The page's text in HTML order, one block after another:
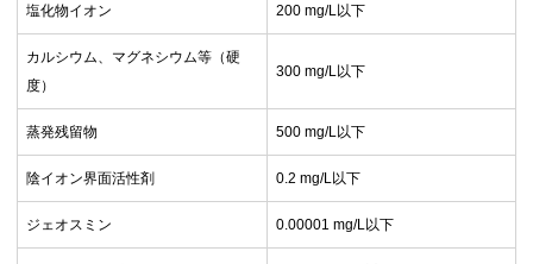
塩化物イオン 200 mg/L以下
カルシウム、マグネシウム等（硬
度）
300 mg/L以下
蒸発残留物 500 mg/L以下
陰イオン界面活性剤 0.2 mg/L以下
ジェオスミン 0.00001 mg/L以下